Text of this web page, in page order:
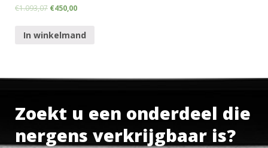
€1.093,07 €450,00
In winkelmand
Zoekt u een onderdeel die
nergens verkrijgbaar is?